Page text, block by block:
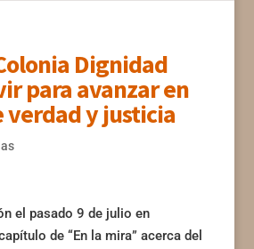
Dignidad
para avanzar en
verdad y justicia
el pasado 9 de julio en
de “En la mira” acerca del